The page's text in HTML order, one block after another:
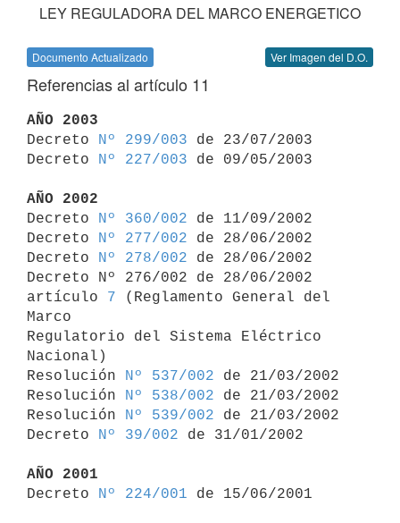
LEY REGULADORA DEL MARCO ENERGETICO
Documento Actualizado Ver Imagen del D.O.
Referencias al artículo 11
AÑO 2003
Decreto
Nº 299/003 de 23/07/2003
Decreto
Nº 227/003 de 09/05/2003
AÑO 2002
Decreto
Nº 360/002 de 11/09/2002
Decreto
Nº 277/002 de 28/06/2002
Decreto
Nº 278/002 de 28/06/2002
Decreto Nº 276/002 de 28/06/2002
artículo 7 (Reglamento General del
Marco
Regulatorio del Sistema Eléctrico
Nacional)
Resolución
Nº 537/002 de 21/03/2002
Resolución
Nº 538/002 de 21/03/2002
Resolución
Nº 539/002 de 21/03/2002
Decreto
Nº 39/002 de 31/01/2002
AÑO 2001
Decreto
Nº 224/001 de 15/06/2001